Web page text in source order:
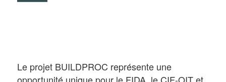
Le projet BUILDPROC représente une